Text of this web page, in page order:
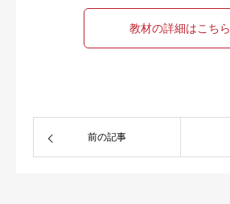
教材の詳細はこちら
前の記事